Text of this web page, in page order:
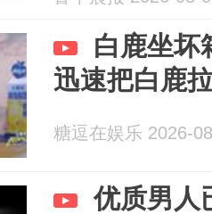
白鹿坐坏
迅速把白鹿
糖逗在娱乐 2026-
优质男人